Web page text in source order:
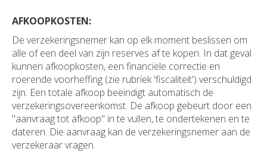
AFKOOPKOSTEN:
De verzekeringsnemer kan op elk moment beslissen om
alle of een deel van zijn reserves af te kopen. In dat geval
kunnen afkoopkosten, een financiële correctie en
roerende voorheffing (zie rubriek 'fiscaliteit') verschuldigd
zijn. Een totale afkoop beëindigt automatisch de
verzekeringsovereenkomst. De afkoop gebeurt door een
"aanvraag tot afkoop" in te vullen, te ondertekenen en te
dateren. Die aanvraag kan de verzekeringsnemer aan de
verzekeraar vragen.